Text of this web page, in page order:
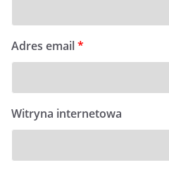
Adres email*
Witryna internetowa